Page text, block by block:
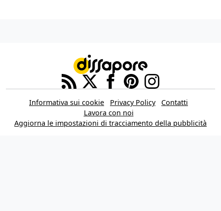
Informativa sui cookie Privacy Policy
Contatti
Lavora con noi
Aggiorna le impostazioni di tracciamento della pubblicità